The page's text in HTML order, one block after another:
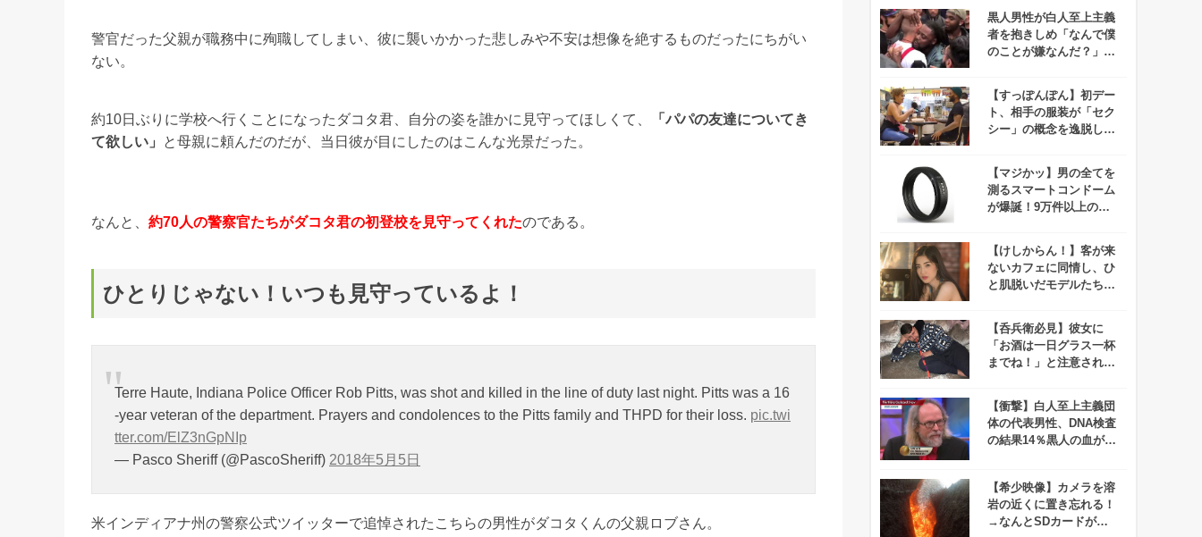
警官だった父親が職務中に殉職してしまい、彼に襲いかかった悲しみや不安は想像を絶するものだったにちがい
ない。
約10日ぶりに学校へ行くことになったダコタ君、自分の姿を誰かに見守ってほしくて、
「パパの友達についてき
て欲しい」
と母親に頼んだのだが、当日彼が目にしたのはこんな光景だった。
なんと、 約70人の警察官たちがダコタ君の初登校を見守ってくれたのである。
ひとりじゃない！いつも見守っているよ！
Terre Haute, Indiana Police Officer Rob Pitts, was shot and killed in the line of duty last night. Pitts was a 16
-year veteran of the department. Prayers and condolences to the Pitts family and THPD for their loss. pic.twi
tter.com/ElZ3nGpNIp
— Pasco Sheriff (@PascoSheriff) 2018年5月5日
米インディアナ州の警察公式ツイッターで追悼されたこちらの男性がダコタくんの父親ロブさん。
らみんな見てくれ！
黒人男性が白人至上主義
者を抱きしめ「なんで僕
のことが嫌なんだ？」と
果、、
【すっぽんぽん】初デー
ト、相手の服装が「セク
シー」の概念を逸脱して
【マジかッ】男の全てを
測るスマートコンドーム
が爆誕！9万件以上の予
【けしからん！】客が来
ないカフェに同情し、ひ
と肌脱いだモデルたち→
われる事態に！
【呑兵衛必見】彼女に
「お酒は一日グラス一杯
までね！」と注意された
とんちを利かせる！
【衝撃】白人至上主義団
体の代表男性、DNA検査
の結果14％黒人の血が混
【希少映像】カメラを溶
岩の近くに置き忘れる！
→なんとSDカードが無